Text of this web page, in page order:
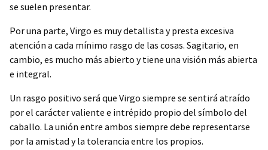
se suelen presentar.
Por una parte, Virgo es muy detallista y presta excesiva
atención a cada mínimo rasgo de las cosas. Sagitario, en
cambio, es mucho más abierto y tiene una visión más abierta
e integral.
Un rasgo positivo será que Virgo siempre se sentirá atraído
por el carácter valiente e intrépido propio del símbolo del
caballo. La unión entre ambos siempre debe representarse
por la amistad y la tolerancia entre los propios.